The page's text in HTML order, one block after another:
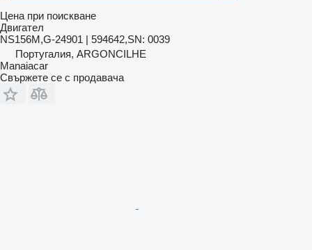
Цена при поискване
Двигател
NS156M,G-24901 | 594642,SN: 0039
Португалия, ARGONCILHE
Manaiacar
Свържете се с продавача